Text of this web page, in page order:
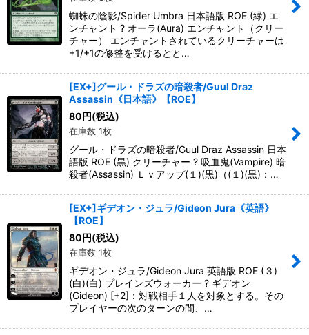
蜘蛛の陰影/Spider Umbra 日本語版 ROE (緑) エ
ンチャント ? オーラ(Aura) エンチャント（クリー
チャー） エンチャントされているクリーチャーは
+1/+1の修整を受けるとと…
[EX+]グール・ドラズの暗殺者/Guul Draz
Assassin《日本語》【ROE】
80円(税込)
在庫数 1枚
グール・ドラズの暗殺者/Guul Draz Assassin 日本
語版 ROE (黒) クリーチャー ? 吸血鬼(Vampire) 暗
殺者(Assassin) Ｌｖアップ(１)(黒)（(１)(黒)：…
[EX+]ギデオン・ジュラ/Gideon Jura《英語》
【ROE】
80円(税込)
在庫数 1枚
ギデオン・ジュラ/Gideon Jura 英語版 ROE (３)
(白)(白) プレインズウォーカー ? ギデオン
(Gideon) [+2]：対戦相手１人を対象とする。その
プレイヤーの次のターンの間、…